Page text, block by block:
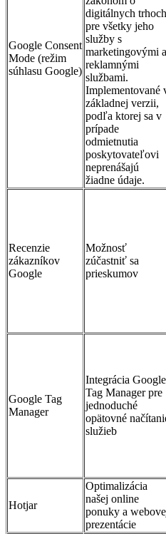
Google Consent
Mode (režim
súhlasu Google)
digitálnych trhoch
pre všetky jeho
služby s
marketingovými a
reklamnými
službami.
Implementované
základnej verzii,
podľa ktorej sa v
prípade
odmietnutia
poskytovateľovi
neprenášajú
žiadne údaje.
Recenzie
zákazníkov
Google
Možnosť
zúčastniť sa
prieskumov
Google Tag
Manager
Integrácia Google
Tag Manager pre
jednoduché
opätovné
služieb
Hotjar
Optimalizácia
našej online
ponuky a
prezentácie